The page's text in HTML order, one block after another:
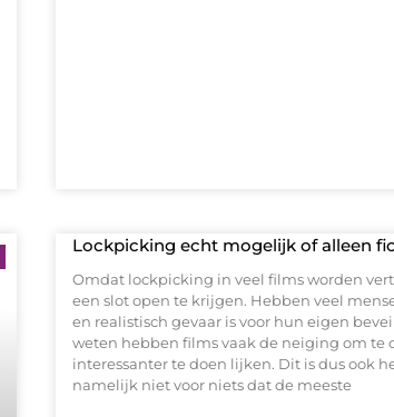
Lockpicking echt mogelijk of alleen
Omdat lockpicking in veel films worden
een slot open te krijgen. Hebben veel
en realistisch gevaar is voor hun eigen
weten hebben films vaak de neiging om te
interessanter te doen lijken. Dit is dus ook
namelijk niet voor niets dat de meeste